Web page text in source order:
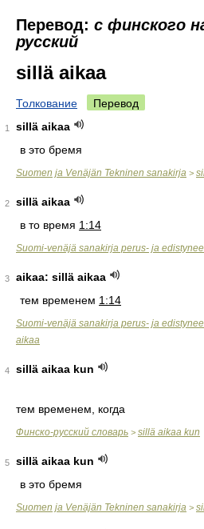
Перевод: с финского
русский
sillä aikaa
Толкование Перевод
1
sillä aikaa
в это бремя
Suomen ja Venäjän Tekninen sanakirja >
2
sillä aikaa
в то время 1:14
Suomi-venäjä sanakirja perus- ja
3
aikaa: sillä aikaa
тем временем 1:14
Suomi-venäjä sanakirja perus- ja
aikaa
4 sillä aikaa kun
тем временем, когда
Финско-русский словарь > sillä aikaa kun
5
sillä aikaa kun
в это бремя
Suomen ja Venäjän Tekninen sanakirja >